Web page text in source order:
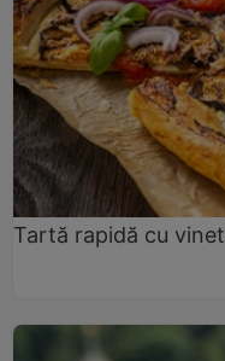
Tartă rapidă cu